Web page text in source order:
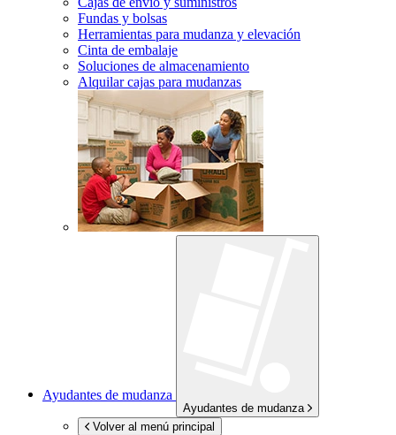
Fundas y bolsas
Herramientas para mudanza y elevación
Cinta de embalaje
Soluciones de almacenamiento
Alquilar cajas para mudanzas
Ayudantes de mudanza
Ayudantes de mudanza
Volver al menú principal